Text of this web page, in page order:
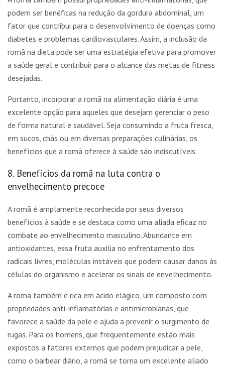
podem ser benéficas na redução da gordura abdominal, um
fator que contribui para o desenvolvimento de doenças como
diabetes e problemas cardiovasculares. Assim, a inclusão da
romã na dieta pode ser uma estratégia efetiva para promover
a saúde geral e contribuir para o alcance das metas de fitness
desejadas.
Portanto, incorporar a romã na alimentação diária é uma
excelente opção para aqueles que desejam gerenciar o peso
de forma natural e saudável. Seja consumindo a fruta fresca,
em sucos, chás ou em diversas preparações culinárias, os
benefícios que a romã oferece à saúde são indiscutíveis.
8. Benefícios da romã na luta contra o
envelhecimento precoce
A romã é amplamente reconhecida por seus diversos
benefícios à saúde e se destaca como uma aliada eficaz no
combate ao envelhecimento masculino. Abundante em
antioxidantes, essa fruta auxilia no enfrentamento dos
radicais livres, moléculas instáveis que podem causar danos às
células do organismo e acelerar os sinais de envelhecimento.
A romã também é rica em ácido elágico, um composto com
propriedades anti-inflamatórias e antimicrobianas, que
favorece a saúde da pele e ajuda a prevenir o surgimento de
rugas. Para os homens, que frequentemente estão mais
expostos a fatores externos que podem prejudicar a pele,
como o barbear diário, a romã se torna um excelente aliado